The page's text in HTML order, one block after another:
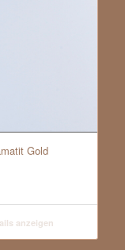
Gold
anzeigen